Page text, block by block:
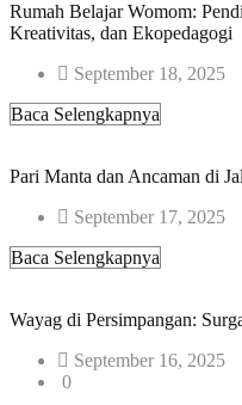
Rumah Belajar Womom:
Kreativitas, dan Ekopedagogi​
September 18, 2025
Baca Selengkapnya
Pari Manta dan Ancaman di
September 17, 2025
Baca Selengkapnya
Wayag di Persimpangan:
September 16, 2025
0